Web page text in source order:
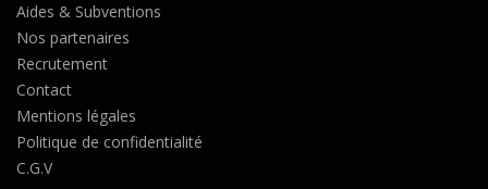
Aides & Subventions
Nos partenaires
Recrutement
Contact
Mentions légales
Politique de confidentialité
C.G.V